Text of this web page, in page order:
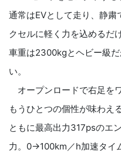
通常はEVとして走り、静
クセルに軽く力を込めるだ
車重は2300kgとヘビー級
い。
オープンロードで右足を
もうひとつの個性が味わえ
ともに最高出力317psのエ
力。0→100km／h加速タイ